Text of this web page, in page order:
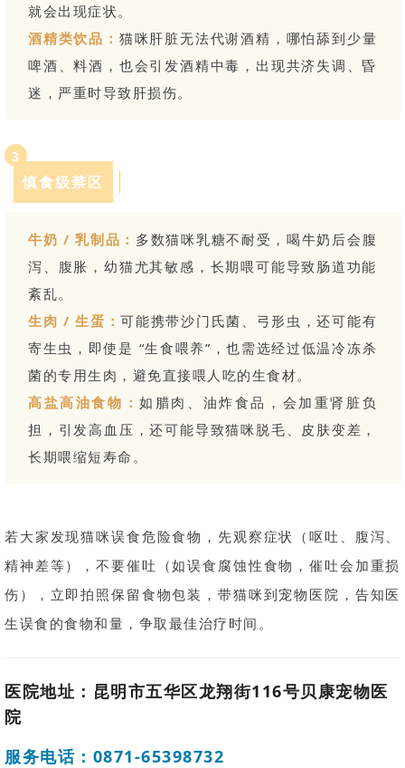
就会出现症状。
酒精类饮品： 猫咪肝脏无法代谢酒精，哪怕舔到少量
啤酒、料酒，也会引发酒精中毒，出现共济失调、昏
迷，严重时导致肝损伤。
3
慎食级禁区
牛奶 / 乳制品： 多数猫咪乳糖不耐受，喝牛奶后会腹
泻、腹胀，幼猫尤其敏感，长期喂可能导致肠道功能
紊乱。
生肉 / 生蛋：可能携带沙门氏菌、弓形虫，还可能有
寄生虫，即使是 “生食喂养”，也需选经过低温冷冻杀
菌的专用生肉，避免直接喂人吃的生食材。
高盐高油食物：如腊肉、油炸食品，会加重肾脏负
担，引发高血压，还可能导致猫咪脱毛、皮肤变差，
长期喂缩短寿命。
若大家发现猫咪误食危险食物，先观察症状（呕吐、腹泻、
精神差等），不要催吐（如误食腐蚀性食物，催吐会加重损
伤），立即拍照保留食物包装，带猫咪到宠物医院，告知医
生误食的食物和量，争取最佳治疗时间。
医院地址：昆明市五华区龙翔街116号贝康宠物医
院
服务电话：0871-65398732